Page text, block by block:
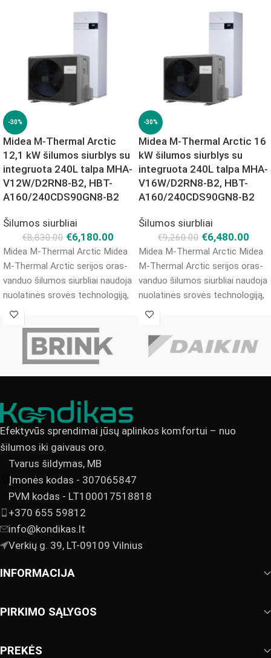
-30%
Midea M-Thermal Arctic
12,1 kW šilumos siurblys su
integruota 240L talpa MHA-
V12W/D2RN8-B2, HBT-
A160/240CDS90GN8-B2
Šilumos siurbliai
€8,830.00 €6,180.00
Midea M-Thermal Arctic Midea
M-Thermal Arctic serijos oras-
vanduo šilumos siurbliai naudoja
nuolatinės srovės technologiją,
kuri leidžia optimaliau ir tiksliau
-30%
Midea M-Thermal Arctic 16
kW šilumos siurblys su
integruota 240L talpa MHA-
V16W/D2RN8-B2, HBT-
A160/240CDS90GN8-B2
Šilumos siurbliai
€9,260.00 €6,480.00
Midea M-Thermal Arctic Midea
M-Thermal Arctic serijos oras-
vanduo šilumos siurbliai naudoja
nuolatinės srovės technologiją,
kuri leidžia optimaliau ir tiksliau
Efektyvūs sprendimai jūsų aplinkos komfortui – nuo
šilumos iki gaivaus oro.
Tvarus šildymas, MB
Įmonės kodas - 307065847
PVM kodas - LT100017518818
+370 655 59812
info@kondikas.lt
Verkių g. 39, LT-09109 Vilnius
INFORMACIJA
PIRKIMO SĄLYGOS
PREKĖS